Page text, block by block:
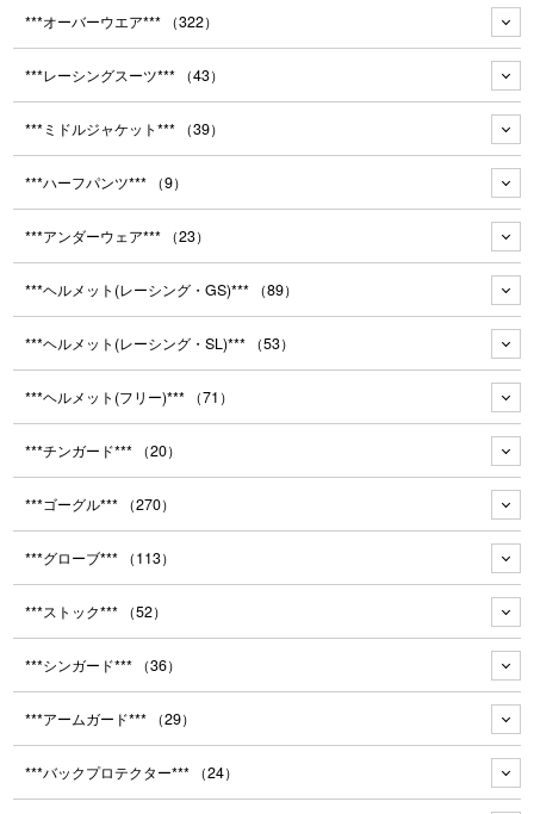
***オーバーウエア*** （322）
***レーシングスーツ*** （43）
***ミドルジャケット*** （39）
***ハーフパンツ*** （9）
***アンダーウェア*** （23）
***ヘルメット(レーシング・GS)*** （89）
***ヘルメット(レーシング・SL)*** （53）
***ヘルメット(フリー)*** （71）
***チンガード*** （20）
***ゴーグル*** （270）
***グローブ*** （113）
***ストック*** （52）
***シンガード*** （36）
***アームガード*** （29）
***バックプロテクター*** （24）